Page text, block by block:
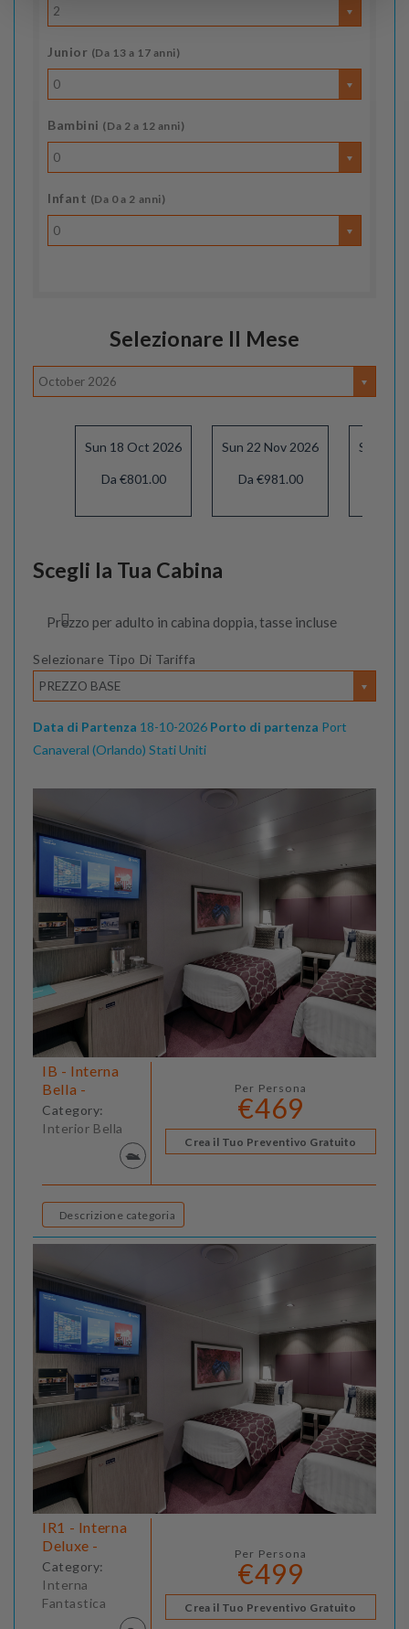
2
Junior (Da 13 a 17 anni)
0
Bambini (Da 2 a 12 anni)
0
Infant (Da 0 a 2 anni)
0
Selezionare Il Mese
October 2026
Sun 18 Oct 2026
Da €801.00
Sun 22 Nov 2026
Da €981.00
Sun 27
Scegli la Tua Cabina
Prezzo per adulto in cabina doppia, tasse incluse
Selezionare Tipo Di Tariffa
PREZZO BASE
Data di Partenza 18-10-2026 Porto di partenza Port
Canaveral (Orlando) Stati Uniti
IB - Interna
Bella -
Category:
Interior Bella
Per Persona
€469
Crea il Tuo Preventivo Gratuito
Descrizione categoria
IR1 - Interna
Deluxe -
Category:
Interna
Fantastica
Per Persona
€499
Crea il Tuo Preventivo Gratuito